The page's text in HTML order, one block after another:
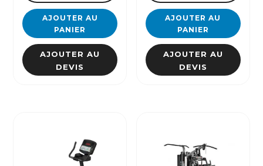
AJOUTER AU
PANIER
AJOUTER AU
DEVIS
AJOUTER AU
PANIER
AJOUTER AU
DEVIS